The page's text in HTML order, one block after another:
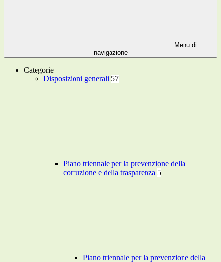
Menu di
navigazione
Categorie
Disposizioni generali 57
Piano triennale per la prevenzione della
corruzione e della trasparenza 5
Piano triennale per la prevenzione della